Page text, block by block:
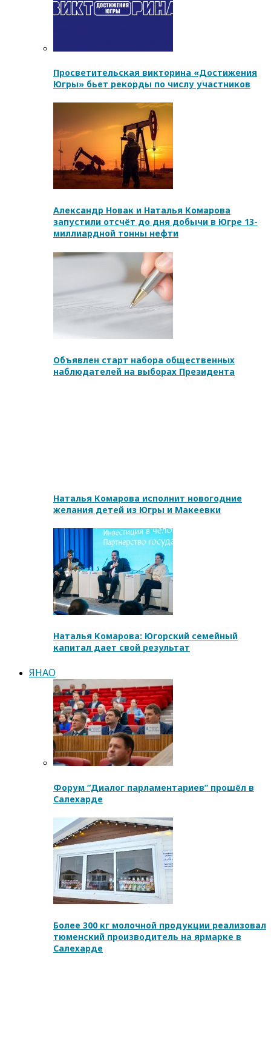
Просветительская викторина «Достижения
Югры» бьет рекорды по числу участников
Александр Новак и Наталья Комарова
запустили отсчёт до дня добычи в Югре 13-
миллиардной тонны нефти
Объявлен старт набора общественных
наблюдателей на выборах Президента
Наталья Комарова исполнит новогодние
желания детей из Югры и Макеевки
Наталья Комарова: Югорский семейный
капитал дает свой результат
ЯНАО
Форум “Диалог парламентариев” прошёл в
Салехарде
Более 300 кг молочной продукции реализовал
тюменский производитель на ярмарке в
Салехарде